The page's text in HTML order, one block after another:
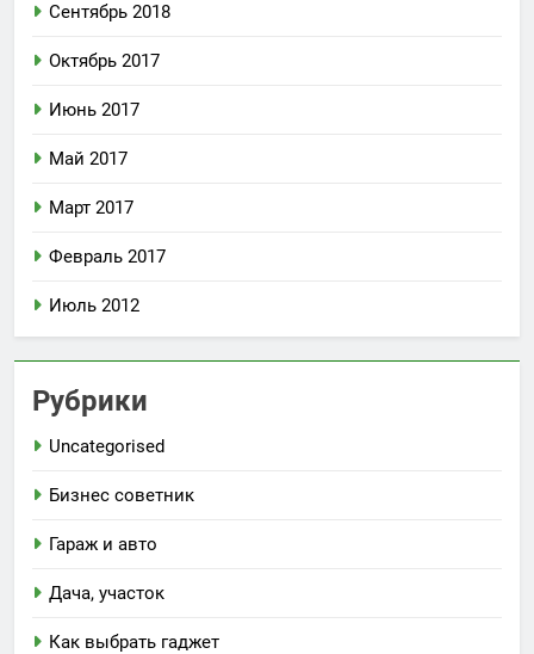
Сентябрь 2018
Октябрь 2017
Июнь 2017
Май 2017
Март 2017
Февраль 2017
Июль 2012
Рубрики
Uncategorised
Бизнес советник
Гараж и авто
Дача, участок
Как выбрать гаджет